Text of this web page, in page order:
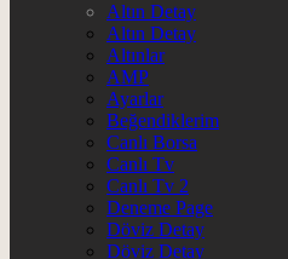
Altın Detay
Altın Detay
Altınlar
AMP
Ayarlar
Beğendiklerim
Canlı Borsa
Canlı Tv
Canlı Tv 2
Deneme Page
Döviz Detay
Döviz Detay